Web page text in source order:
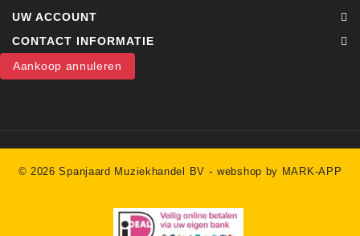
UW ACCOUNT
CONTACT INFORMATIE
Aankoop annuleren
© 2026 Spanjaard Muziekhandel BV -webshop by MARK-APP